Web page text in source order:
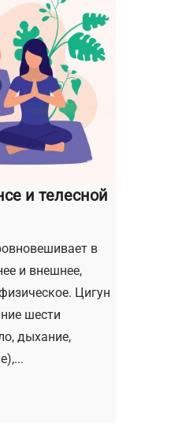
и телесной
в
и внешнее,
Цигун
шести
дыхание,